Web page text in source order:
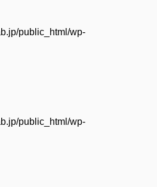
public_html/wp-
public_html/wp-